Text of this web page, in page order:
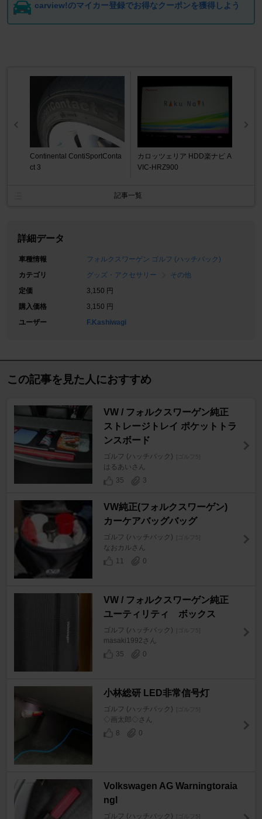
carview!のマイカー登録でお得なクーポンを獲得しよう
Continental ContiSportConta
ct 3
カロッツェリア HDD楽ナビ A
VIC-HRZ900
記事一覧
詳細データ
車種情報
フォルクスワーゲン ゴルフ (ハッチバック)
カテゴリ
グッズ・アクセサリー
その他
定価
3,150 円
購入価格
3,150 円
ユーザー
F.Kashiwagi
この記事を見た人におすすめ
VW / フォルクスワーゲン純正
ストレージトレイ ポケットトラ
ンスボード
ゴルフ (ハッチバック) [ゴルフ5]
はるあいさん
35
3
VW純正(フォルクスワーゲン)
カーケアバッグバッグ
ゴルフ (ハッチバック) [ゴルフ5]
なおカルさん
11
0
VW / フォルクスワーゲン純正
ユーティリティ ボックス
ゴルフ (ハッチバック) [ゴルフ5]
masaki1992さん
35
0
小林総研 LED非常信号灯
ゴルフ (ハッチバック) [ゴルフ5]
◇画太郎◇さん
8
0
Volkswagen AG Warningtoraia
ngl
ゴルフ (ハッチバック) [ゴルフ5]